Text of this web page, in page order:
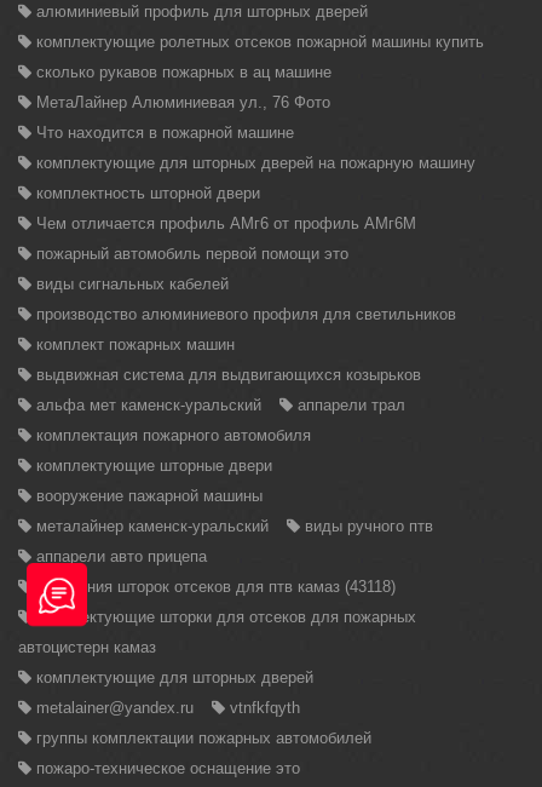
алюминиевый профиль для шторных дверей
комплектующие ролетных отсеков пожарной машины купить
сколько рукавов пожарных в ац машине
МетаЛайнер Алюминиевая ул., 76 Фото
Что находится в пожарной машине
комплектующие для шторных дверей на пожарную машину
комплектность шторной двери
Чем отличается профиль АМг6 от профиль АМг6М
пожарный автомобиль первой помощи это
виды сигнальных кабелей
производство алюминиевого профиля для светильников
комплект пожарных машин
выдвижная система для выдвигающихся козырьков
альфа мет каменск-уральский
аппарели трал
комплектация пожарного автомобиля
комплектующие шторные двери
вооружение пажарной машины
металайнер каменск-уральский
виды ручного птв
аппарели авто прицепа
крепления шторок отсеков для птв камаз (43118)
комплектующие шторки для отсеков для пожарных
автоцистерн камаз
комплектующие для шторных дверей
metalainer@yandex.ru
vtnfkfqyth
группы комплектации пожарных автомобилей
пожаро-техническое оснащение это